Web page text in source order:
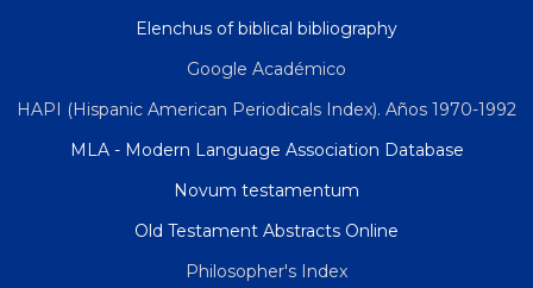
Elenchus of biblical bibliography
Google Académico
HAPI (Hispanic American Periodicals Index). Años 1970-1992
MLA - Modern Language Association Database
Novum testamentum
Old Testament Abstracts Online
Philosopher's Index